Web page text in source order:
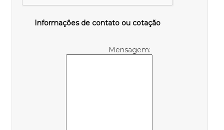
Informações de contato ou cotação
Mensagem: